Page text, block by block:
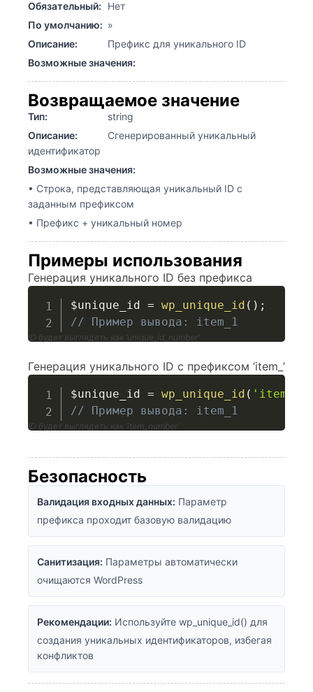
Обязательный:
Нет
По умолчанию: »
Описание:
Префикс для уникального ID
Возможные значения:
Возвращаемое значение
Тип:
string
Описание:
Сгенерированный уникальный
идентификатор
Возможные значения:
• Строка, представляющая уникальный ID с
заданным префиксом
• Префикс + уникальный номер
Примеры использования
Генерация уникального ID без префикса
$unique_id = wp_unique_id ( ) ;
// Пример вывода: item_1
ID будет выглядеть как ‘unique_id_number’
Генерация уникального ID с префиксом ‘item_’
$unique_id = wp_unique_id ( 'item_'
// Пример вывода: item_1
ID будет выглядеть как ‘item_number’
Безопасность
Валидация входных данных: Параметр
префикса проходит базовую валидацию
Санитизация: Параметры автоматически
очищаются WordPress
Рекомендации: Используйте wp_unique_id() для
создания уникальных идентификаторов, избегая
конфликтов